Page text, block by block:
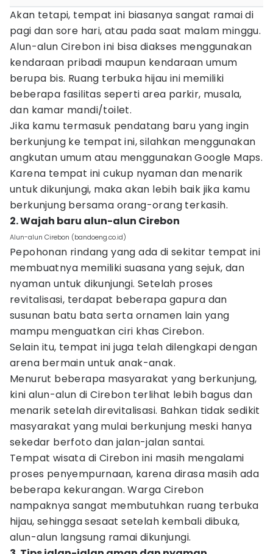
Akan tetapi, tempat ini biasanya sangat ramai di
pagi dan sore hari, atau pada saat malam minggu.
Alun-alun Cirebon ini bisa diakses menggunakan
kendaraan pribadi maupun kendaraan umum
berupa bis. Ruang terbuka hijau ini memiliki
beberapa fasilitas seperti area parkir, musala,
dan kamar mandi/toilet.
Jika kamu termasuk pendatang baru yang ingin
berkunjung ke tempat ini, silahkan menggunakan
angkutan umum atau menggunakan Google Maps.
Karena tempat ini cukup nyaman dan menarik
untuk dikunjungi, maka akan lebih baik jika kamu
berkunjung bersama orang-orang terkasih.
2. Wajah baru alun-alun Cirebon
Alun-alun Cirebon (bandoeng.co.id)
Pepohonan rindang yang ada di sekitar tempat ini
membuatnya memiliki suasana yang sejuk, dan
nyaman untuk dikunjungi. Setelah proses
revitalisasi, terdapat beberapa gapura dan
susunan batu bata serta ornamen lain yang
mampu menguatkan ciri khas Cirebon.
Selain itu, tempat ini juga telah dilengkapi dengan
arena bermain untuk anak-anak.
Menurut beberapa masyarakat yang berkunjung,
kini alun-alun di Cirebon terlihat lebih bagus dan
menarik setelah direvitalisasi. Bahkan tidak sedikit
masyarakat yang mulai berkunjung meski hanya
sekedar berfoto dan jalan-jalan santai.
Tempat wisata di Cirebon ini masih mengalami
proses penyempurnaan, karena dirasa masih ada
beberapa kekurangan. Warga Cirebon
nampaknya sangat membutuhkan ruang terbuka
hijau, sehingga sesaat setelah kembali dibuka,
alun-alun langsung ramai dikunjungi.